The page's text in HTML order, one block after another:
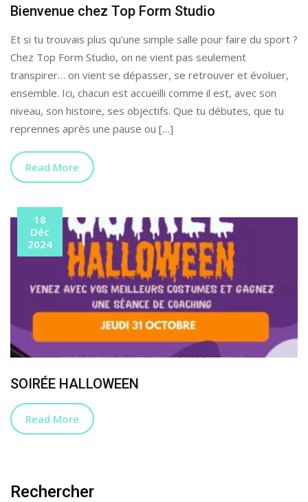
Bienvenue chez Top Form Studio
Et si tu trouvais plus qu’une simple salle pour faire du sport ?
Chez Top Form Studio, on ne vient pas seulement
transpirer… on vient se dépasser, se retrouver et évoluer,
ensemble. Ici, chacun est accueilli comme il est, avec son
niveau, son histoire, ses objectifs. Que tu débutes, que tu
reprennes après une pause ou […]
Read More
18
Déc
2024
SOIRÉE HALLOWEEN
Read More
Rechercher